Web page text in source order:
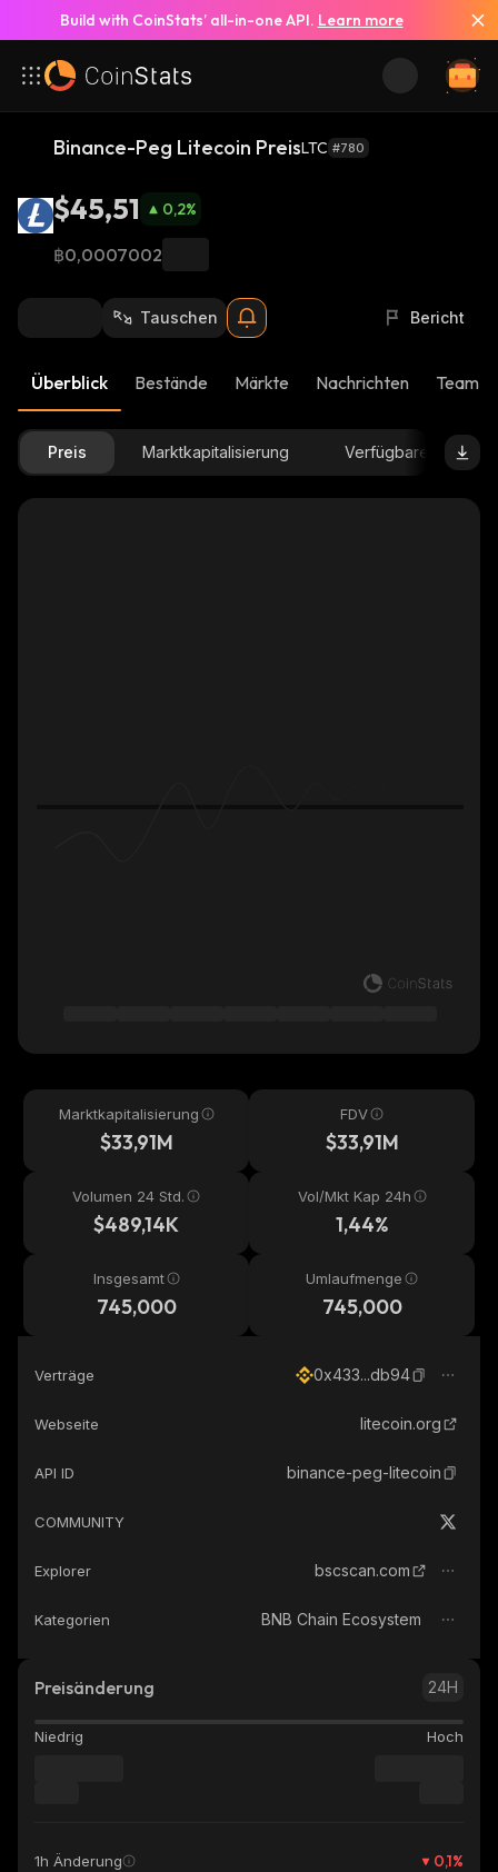
Build with CoinStats’ all-in-one API. Learn more
Binance-Peg Litecoin PreisLTC #780
$45,51 0,2%
฿0,0007002
Tauschen Bericht
Überblick Bestände Märkte Nachrichten Team-
Preis Marktkapitalisierung Verfügbare Menge
Marktkapitalisierung
$33,91M
FDV
$33,91M
Volumen 24 Std.
$489,14K
Vol/Mkt Kap 24h
1,44%
Insgesamt
745,000
Umlaufmenge
745,000
Verträge 0x433...db94
Webseite litecoin.org
API ID binance-peg-litecoin
COMMUNITY
Explorer bscscan.com
Kategorien BNB Chain Ecosystem
Preisänderung 24H
Niedrig Hoch
1h Änderung 0,1%